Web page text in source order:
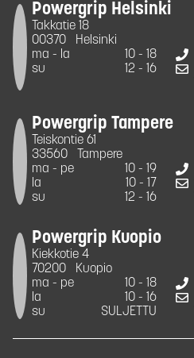
Powergrip Helsinki
Takkatie 18
00370
Helsinki
ma - la
10 - 18
su
12 - 16
Powergrip Tampere
Teiskontie 61
33560
Tampere
ma - pe
10 - 19
la
10 - 17
su
12 - 16
Powergrip Kuopio
Kiekkotie 4
70200
Kuopio
ma - pe
10 - 18
la
10 - 16
su
SULJETTU